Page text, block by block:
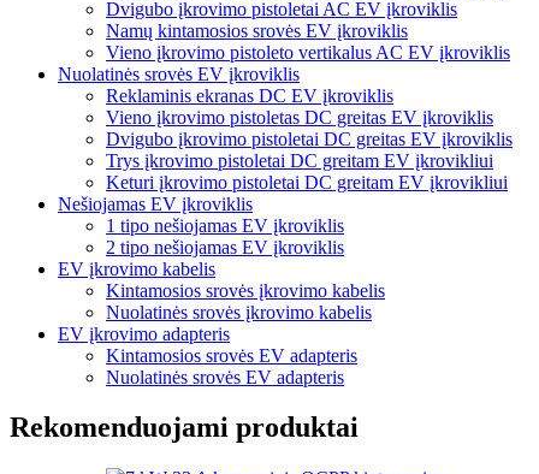
Dvigubo įkrovimo pistoletai AC EV įkroviklis
Namų kintamosios srovės EV įkroviklis
Vieno įkrovimo pistoleto vertikalus AC EV įkroviklis
Nuolatinės srovės EV įkroviklis
Reklaminis ekranas DC EV įkroviklis
Vieno įkrovimo pistoletas DC greitas EV įkroviklis
Dvigubo įkrovimo pistoletai DC greitas EV įkroviklis
Trys įkrovimo pistoletai DC greitam EV įkrovikliui
Keturi įkrovimo pistoletai DC greitam EV įkrovikliui
Nešiojamas EV įkroviklis
1 tipo nešiojamas EV įkroviklis
2 tipo nešiojamas EV įkroviklis
EV įkrovimo kabelis
Kintamosios srovės įkrovimo kabelis
Nuolatinės srovės įkrovimo kabelis
EV įkrovimo adapteris
Kintamosios srovės EV adapteris
Nuolatinės srovės EV adapteris
Rekomenduojami produktai